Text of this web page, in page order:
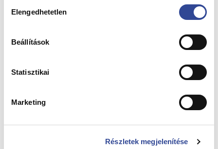
kiválasztása
Elengedhetetlen
Beállítások
Statisztikai
Marketing
Részletek megjelenítése
Prizma EGYMI
1134 Budapest, Váci út 57.
Védőnő telefonszáma
(30) 323 7321
Számítástechnikai Általános Iskola